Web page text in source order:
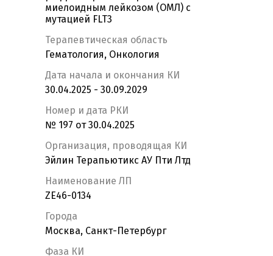
миелоидным лейкозом (ОМЛ) с
мутацией FLT3
Терапевтическая область
Гематология, Онкология
Дата начала и окончания КИ
30.04.2025 - 30.09.2029
Номер и дата РКИ
№ 197 от 30.04.2025
Организация, проводящая КИ
Эйлин Терапьютикс АУ Пти Лтд
Наименование ЛП
ZE46-0134
Города
Москва, Санкт-Петербург
Фаза КИ